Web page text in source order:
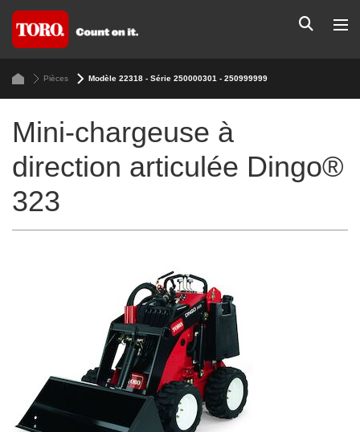
Pièces Modèle 22318 - Série 250000301 - 250999999
Mini-chargeuse à
direction articulée Dingo®
323